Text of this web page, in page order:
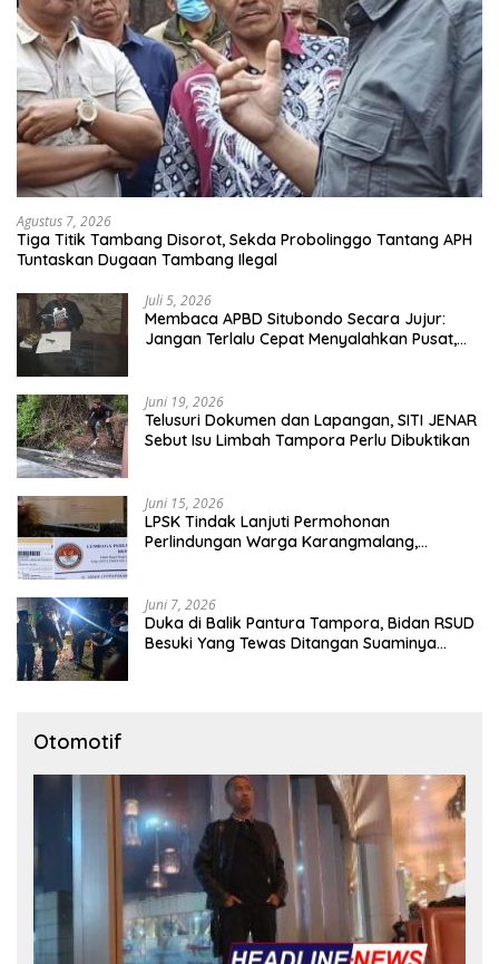
Agustus 7, 2026
Tiga Titik Tambang Disorot, Sekda Probolinggo Tantang APH
Tuntaskan Dugaan Tambang Ilegal
Juli 5, 2026
Membaca APBD Situbondo Secara Jujur:
Jangan Terlalu Cepat Menyalahkan Pusat,
Juni 19, 2026
Telusuri Dokumen dan Lapangan, SITI JENAR
Sebut Isu Limbah Tampora Perlu Dibuktikan
Juni 15, 2026
LPSK Tindak Lanjuti Permohonan
Perlindungan Warga Karangmalang,
Juni 7, 2026
Duka di Balik Pantura Tampora, Bidan RSUD
Besuki Yang Tewas Ditangan Suaminya
Otomotif